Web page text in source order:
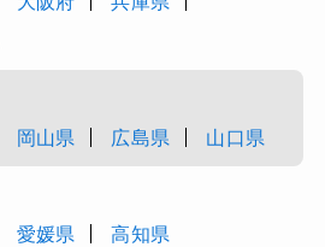
岡山県 広島県 山口県
愛媛県 高知県